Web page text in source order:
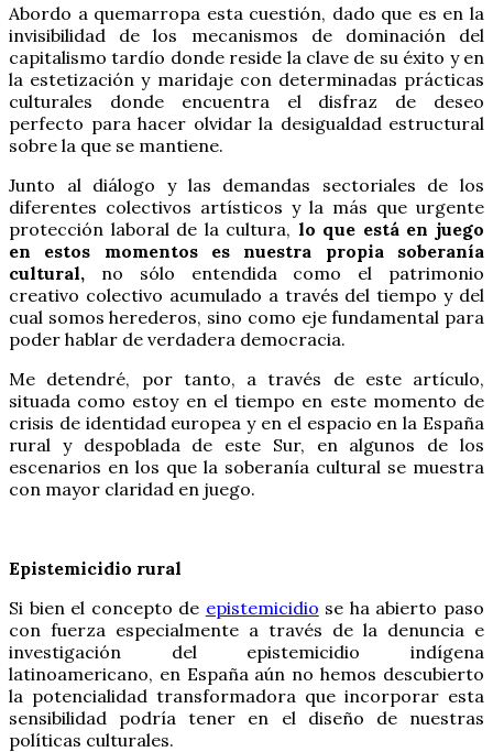
Abordo a quemarropa esta cuestión, dado que es en la
invisibilidad de los mecanismos de dominación del
capitalismo tardío donde reside la clave de su éxito y en
la estetización y maridaje con determinadas prácticas
culturales donde encuentra el disfraz de deseo
perfecto para hacer olvidar la desigualdad estructural
sobre la que se mantiene.
Junto al diálogo y las demandas sectoriales de los
diferentes colectivos artísticos y la más que urgente
protección laboral de la cultura, lo que está en juego
en estos momentos es nuestra propia soberanía
cultural, no sólo entendida como el patrimonio
creativo colectivo acumulado a través del tiempo y del
cual somos herederos, sino como eje fundamental para
poder hablar de verdadera democracia.
Me detendré, por tanto, a través de este artículo,
situada como estoy en el tiempo en este momento de
crisis de identidad europea y en el espacio en la España
rural y despoblada de este Sur, en algunos de los
escenarios en los que la soberanía cultural se muestra
con mayor claridad en juego.
Epistemicidio rural
Si bien el concepto de epistemicidio se ha abierto paso
con fuerza especialmente a través de la denuncia e
investigación del epistemicidio indígena
latinoamericano, en España aún no hemos descubierto
la potencialidad transformadora que incorporar esta
sensibilidad podría tener en el diseño de nuestras
políticas culturales.